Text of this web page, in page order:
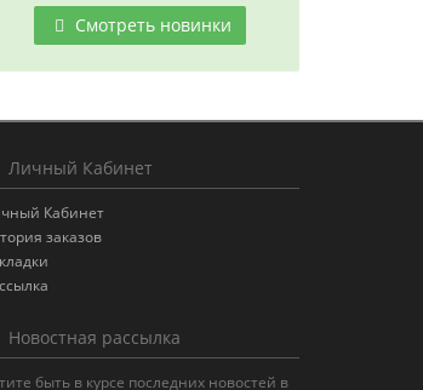
Смотреть новинки
Личный Кабинет
Кабинет
заказов
Новостная рассылка
быть в курсе последних новостей в